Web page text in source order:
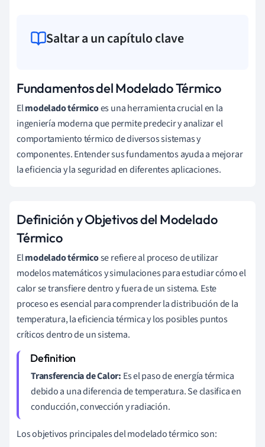
Saltar a un capítulo clave
Fundamentos del Modelado Térmico
Elmodelado térmicoes una herramienta crucial en la
ingeniería moderna que permite predecir y analizar el
comportamiento térmico de diversos sistemas y
componentes. Entender sus fundamentos ayuda a mejorar
la eficiencia y la seguridad en diferentes aplicaciones.
Definición y Objetivos del Modelado
Térmico
Elmodelado térmicose refiere al proceso de utilizar
modelos matemáticos y simulaciones para estudiar cómo el
calor se transfiere dentro y fuera de un sistema. Este
proceso es esencial para comprender la distribución de la
temperatura, la eficiencia térmica y los posibles puntos
críticos dentro de un sistema.
Transferencia de Calor: Es el paso de energía térmica
debido a una diferencia de temperatura. Se clasifica en
conducción, convección y radiación.
Los objetivos principales del modelado térmico son: